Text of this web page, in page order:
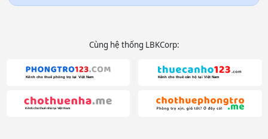
Cùng hệ thống LBKCorp: